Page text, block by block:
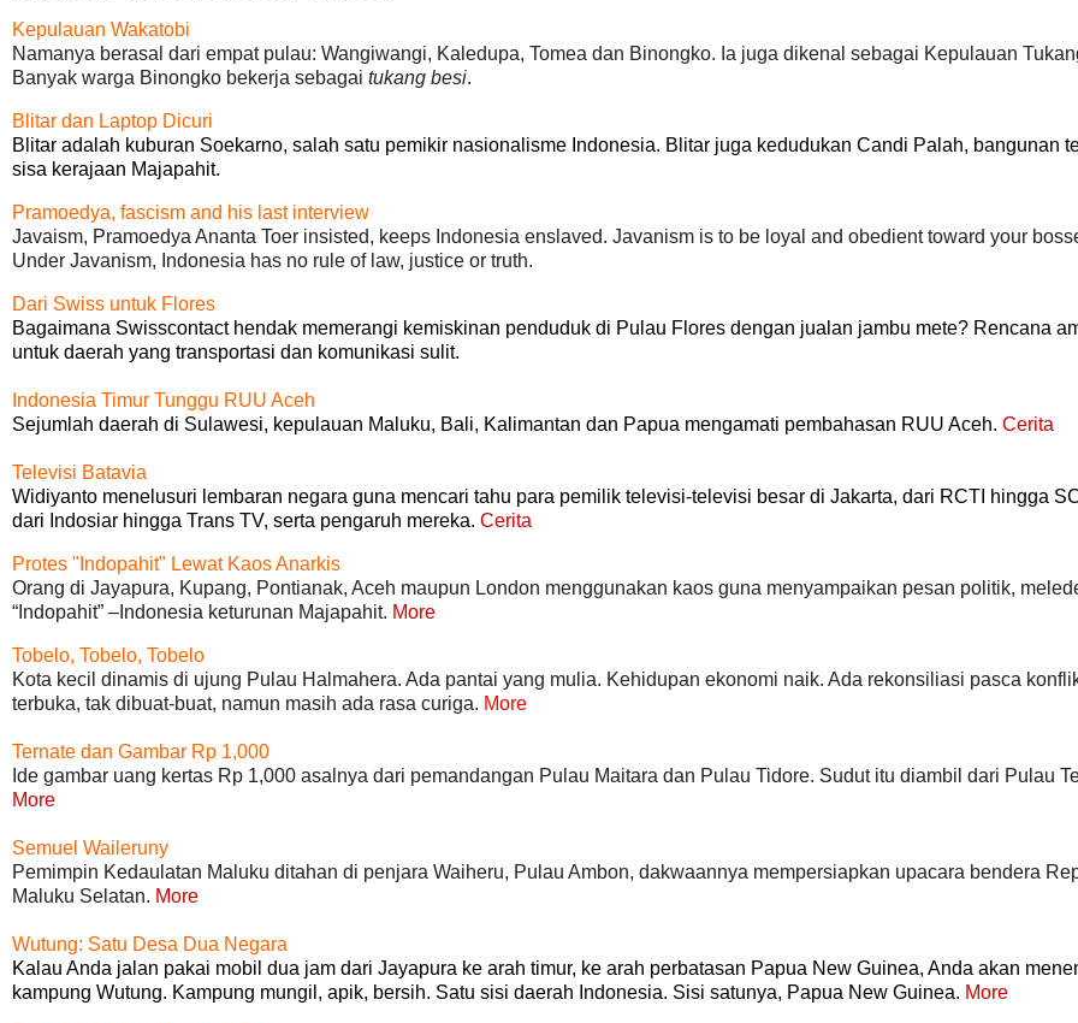
Kepulauan Wakatobi
Namanya berasal dari empat pulau: Wangiwangi, Kaledupa, Tomea dan Binongko. Ia juga dikenal sebagai Kepulauan
Banyak warga Binongko bekerja sebagai tukang besi.
Blitar dan Laptop Dicuri
Blitar adalah kuburan Soekarno, salah satu pemikir nasionalisme Indonesia. Blitar juga kedudukan Candi Palah, bangunan
sisa kerajaan Majapahit.
Pramoedya, fascism and his last interview
Javaism, Pramoedya Ananta Toer insisted, keeps Indonesia enslaved. Javanism is to be loyal and obedient toward your
Under Javanism, Indonesia has no rule of law, justice or truth.
Dari Swiss untuk Flores
Bagaimana Swisscontact hendak memerangi kemiskinan penduduk di Pulau Flores dengan jualan jambu mete? Rencana
untuk daerah yang transportasi dan komunikasi sulit.
Indonesia Timur Tunggu RUU Aceh
Sejumlah daerah di Sulawesi, kepulauan Maluku, Bali, Kalimantan dan Papua mengamati pembahasan RUU Aceh. Cerita
Televisi Batavia
Widiyanto menelusuri lembaran negara guna mencari tahu para pemilik televisi-televisi besar di Jakarta, dari RCTI hingga
dari Indosiar hingga Trans TV, serta pengaruh mereka. Cerita
Protes "Indopahit" Lewat Kaos Anarkis
Orang di Jayapura, Kupang, Pontianak, Aceh maupun London menggunakan kaos guna menyampaikan pesan politik,
“Indopahit” –Indonesia keturunan Majapahit. More
Tobelo, Tobelo, Tobelo
Kota kecil dinamis di ujung Pulau Halmahera. Ada pantai yang mulia. Kehidupan ekonomi naik. Ada rekonsiliasi pasca
terbuka, tak dibuat-buat, namun masih ada rasa curiga. More
Ternate dan Gambar Rp 1,000
Ide gambar uang kertas Rp 1,000 asalnya dari pemandangan Pulau Maitara dan Pulau Tidore. Sudut itu diambil dari Pulau
More
Semuel Waileruny
Pemimpin Kedaulatan Maluku ditahan di penjara Waiheru, Pulau Ambon, dakwaannya mempersiapkan upacara bendera
Maluku Selatan. More
Wutung: Satu Desa Dua Negara
Kalau Anda jalan pakai mobil dua jam dari Jayapura ke arah timur, ke arah perbatasan Papua New Guinea, Anda akan
kampung Wutung. Kampung mungil, apik, bersih. Satu sisi daerah Indonesia. Sisi satunya, Papua New Guinea. More